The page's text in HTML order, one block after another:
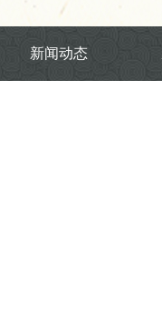
新闻动态